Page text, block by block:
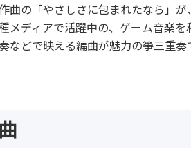
曲の「やさしさに包まれたなら」
メディアで活躍中の、ゲーム音楽
などで映える編曲が魅力の箏三重奏